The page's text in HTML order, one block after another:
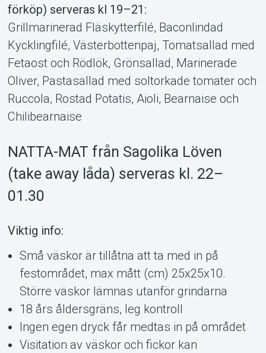
förköp) serveras kl 19–21:
Grillmarinerad Fläskytterfilé, Baconlindad
Kycklingfilé, Västerbottenpaj, Tomatsallad med
Fetaost och Rödlök, Grönsallad, Marinerade
Oliver, Pastasallad med soltorkade tomater och
Ruccola, Rostad Potatis, Aioli, Bearnaise och
Chilibearnaise
NATTA-MAT från Sagolika Löven
(take away låda) serveras kl. 22–
01.30
Viktig info:
Små väskor är tillåtna att ta med in på
festområdet, max mått (cm) 25x25x10.
Större väskor lämnas utanför grindarna
18 års åldersgräns, leg kontroll
Ingen egen dryck får medtas in på området
Visitation av väskor och fickor kan